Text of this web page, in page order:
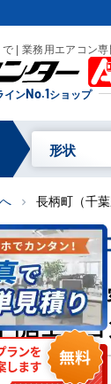
| 業務用エアコン
インNo.1ショップ
形状
chevron_right 長柄町（千
務用エア
勤めの
店エア